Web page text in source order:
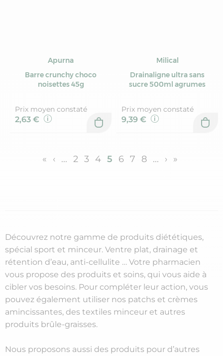
Apurna
Barre crunchy choco
noisettes 45g
Prix moyen constaté
2,63 €
Milical
Drainaligne ultra sans
sucre 500ml agrumes
Prix moyen constaté
9,39 €
« ‹ ... 2 3 4 5 6 7 8 ... › »
Découvrez notre gamme de produits diététiques,
spécial sport et minceur. Ventre plat, drainage et
rétention d’eau, anti-cellulite … Votre pharmacien
vous propose des produits et soins, qui vous aide à
cibler vos besoins. Pour compléter leur action, vous
pouvez également utiliser nos patchs et crèmes
amincissantes, des textiles minceur et autres
produits brûle-graisses.
Nous proposons aussi des produits pour d’autres